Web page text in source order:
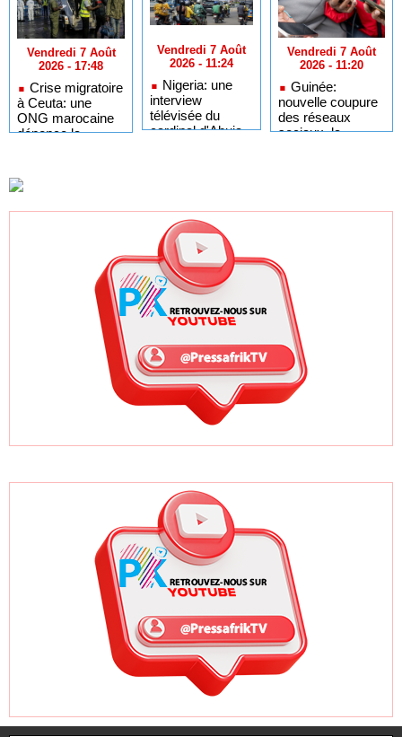
Vendredi 7 Août
2026 - 17:48
Crise migratoire
à Ceuta: une
ONG marocaine
dénonce la
Madrid
Vendredi 7 Août
2026 - 11:24
Nigeria: une
interview
télévisée du
cardinal d'Abuja
Vendredi 7 Août
2026 - 11:20
Guinée:
nouvelle coupure
des réseaux
sociaux, la